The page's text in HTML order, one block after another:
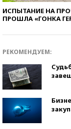
ИСПЫТАНИЕ НА
ПРОШЛА «ГОНКА
РЕКОМЕНДУЕМ: